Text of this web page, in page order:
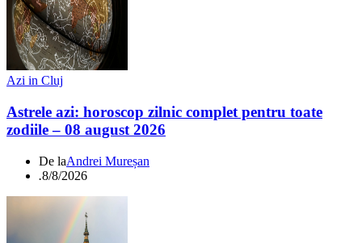
Azi in Cluj
Astrele azi: horoscop zilnic complet pentru toate
zodiile – 08 august 2026
De laAndrei Mureșan
.8/8/2026